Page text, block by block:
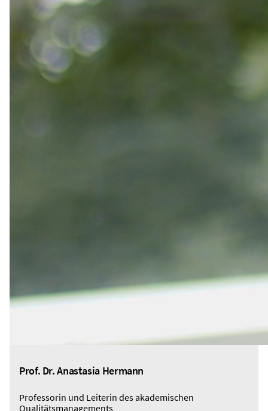
Prof. Dr. Anastasia Hermann
Professorin und Leiterin des akademischen
Qualitätsmanagements